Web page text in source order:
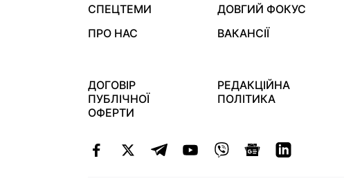
СПЕЦТЕМИ
ДОВГИЙ ФОКУС
ПРО НАС
ВАКАНСІЇ
ДОГОВІР
ПУБЛІЧНОЇ
ОФЕРТИ
РЕДАКЦІЙНА
ПОЛІТИКА